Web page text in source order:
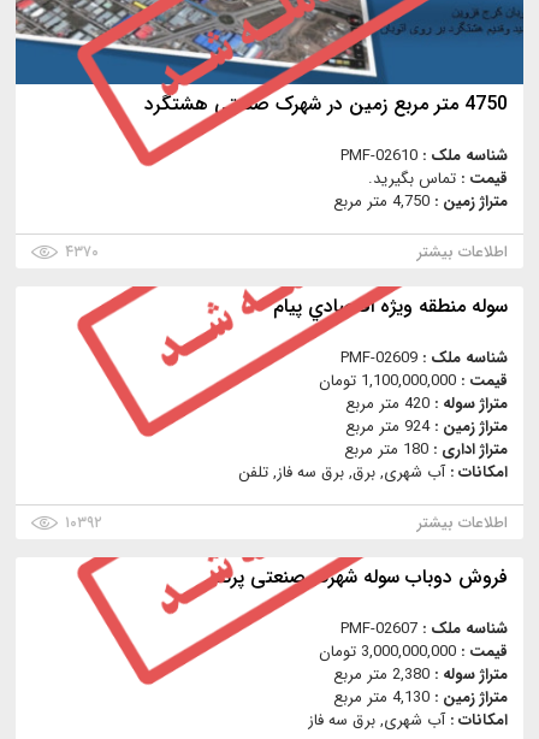
4750 متر مربع زمین در شهرک صنعتی هشتگرد
شناسه ملک : PMF-02610
قیمت : تماس بگیرید.
متراژ زمین : 4,750 متر مربع
اطلاعات بیشتر
۴۳۷۰
سوله منطقه ويژه اقتصادي پيام
شناسه ملک : PMF-02609
قیمت : 1,100,000,000 تومان
متراژ سوله : 420 متر مربع
متراژ زمین :924 متر مربع
متراژ اداری : 180 متر مربع
امکانات :آب شهری, برق, برق سه فاز, تلفن
اطلاعات بیشتر
۱۰۳۹۲
فروش دوباب سوله شهرک صنعتی پرند
شناسه ملک : PMF-02607
قیمت : 3,000,000,000 تومان
متراژ سوله : 2,380 متر مربع
متراژ زمین : 4,130 متر مربع
امکانات :آب شهری, برق سه فاز